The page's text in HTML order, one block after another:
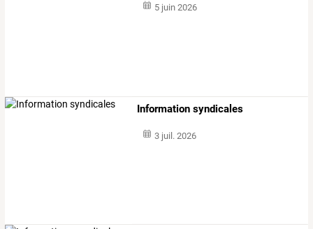
5 juin 2026
Information syndicales
3 juil. 2026